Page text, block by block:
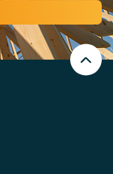
Nach
oben
Scrollen